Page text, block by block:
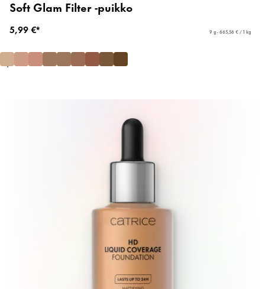
Soft Glam Filter -puikko
5,99 €* 9 g - 665,56 € / 1 kg